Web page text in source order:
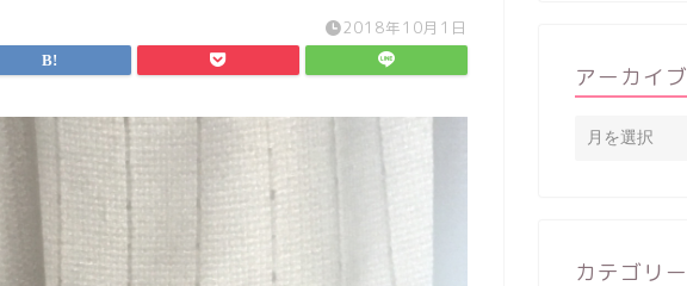
2018年10月1日
アーカイブ
カテゴリー